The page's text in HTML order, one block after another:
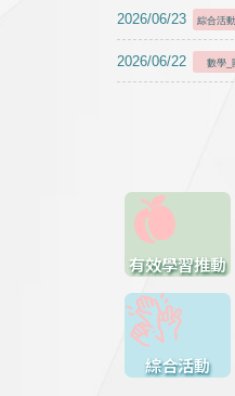
2026/06/23 綜合活
2026/06/22 數學_
有效學習推動
綜合活動